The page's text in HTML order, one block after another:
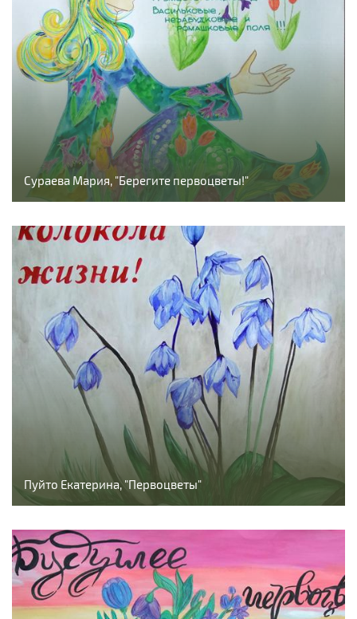
Сураева Мария, "Берегите первоцветы!"
Пуйто Екатерина, "Первоцветы"